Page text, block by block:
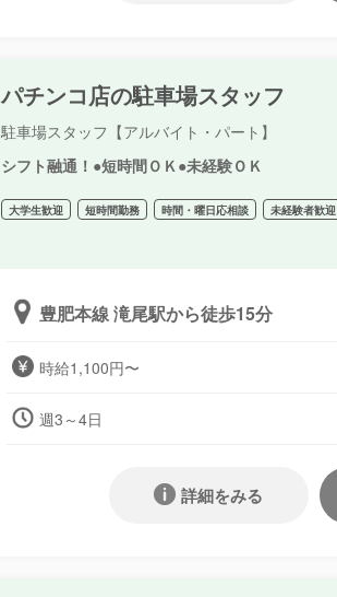
パチンコ店の駐車場スタッフ
駐車場スタッフ【アルバイト・パート】
シフト融通！●短時間ＯＫ●未経験ＯＫ
大学生歓迎 短時間勤務 時間・曜日応相談 未経験者歓迎
豊肥本線 滝尾駅から徒歩15分
時給1,100円〜
週3～4日
詳細をみる